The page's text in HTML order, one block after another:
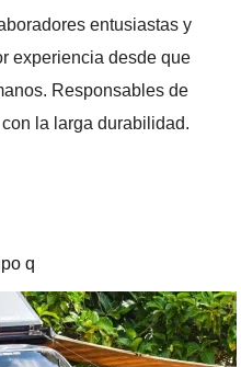
entusiastas y
experiencia desde que
Responsables de
la larga durabilidad.
q